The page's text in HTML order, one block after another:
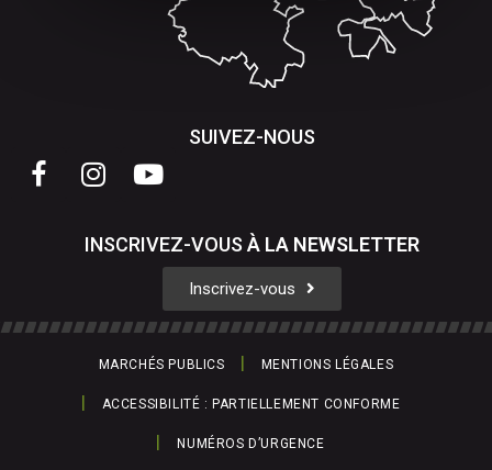
SUIVEZ-NOUS
INSCRIVEZ-VOUS À LA NEWSLETTER
Inscrivez-vous
MARCHÉS PUBLICS MENTIONS LÉGALES
ACCESSIBILITÉ : PARTIELLEMENT CONFORME
NUMÉROS D’URGENCE